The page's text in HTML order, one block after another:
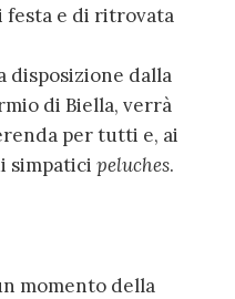
festa e di ritrovata
disposizione dalla
di Biella, verrà
per tutti e, ai
simpatici peluches.
momento della